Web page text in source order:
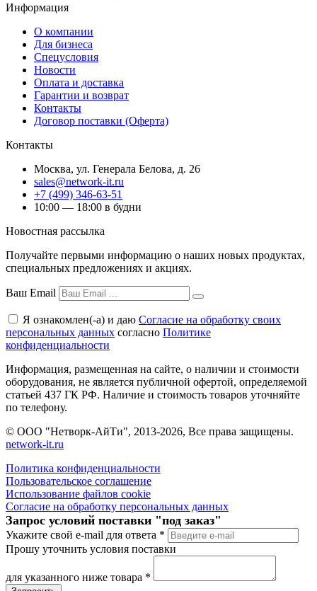
Информация
О компании
Для бизнеса
Спецусловия
Новости
Оплата и доставка
Гарантии и возврат
Контакты
Договор поставки (Оферта)
Контакты
Москва, ул. Генерала Белова, д. 26
sales@network-it.ru
+7 (499) 346-63-51
10:00 — 18:00 в будни
Новостная рассылка
Получайте первыми информацию о наших новых продуктах,
специальных предложениях и акциях.
Ваш Email
Я ознакомлен(-а) и даю Согласие на обработку своих
персональных данных согласно Политике
конфиденциальности
Информация, размещенная на сайте, о наличии и стоимости
оборудования, не является публичной офертой, определяемой
статьей 437 ГК РФ. Наличие и стоимость товаров уточняйте
по телефону.
© ООО "Нетворк-АйТи", 2013-2026, Все права защищены.
network-it.ru
Политика конфиденциальности
Пользовательское соглашение
Использование файлов cookie
Согласие на обработку персональных данных
Запрос условий поставки "под заказ"
Укажите свой e-mail для ответа *
Прошу уточнить условия поставки
для указанного ниже товара *